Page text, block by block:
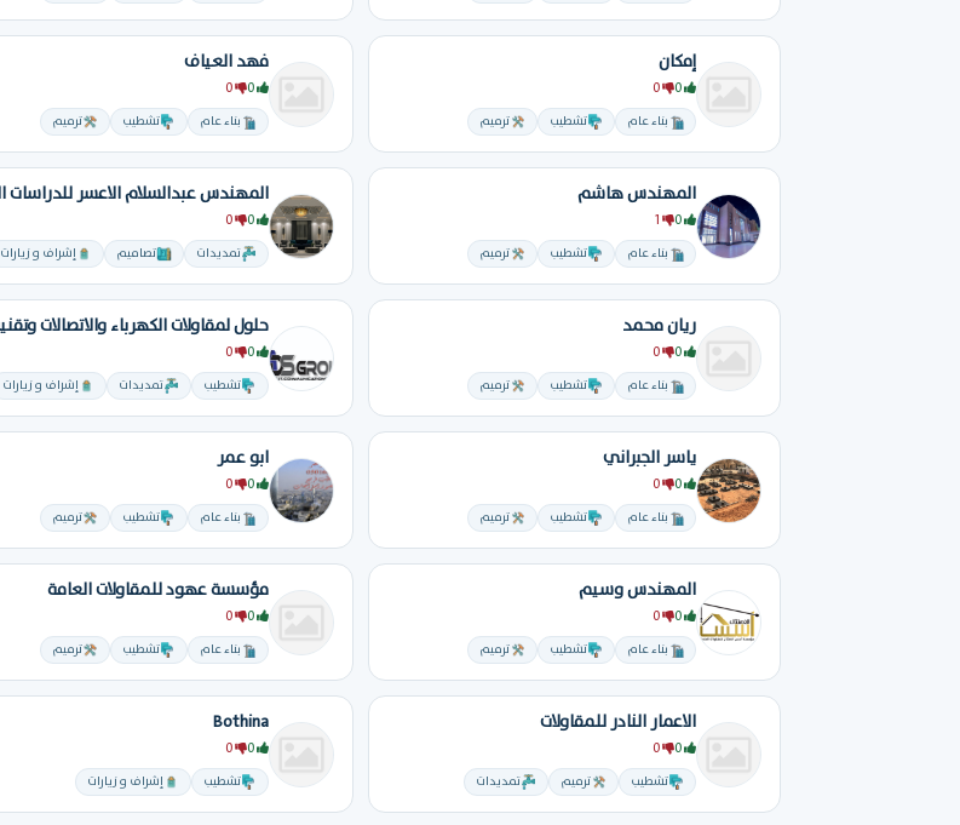
إمكان
بناء عام تشطيب ترميم
فهد العياف
0
0
بناء عام تشطيب ترميم
المهندس هاشم
بناء عام تشطيب ترميم
0
0
تمديدات تصاميم إشراف و زيارات
ريان محمد
بناء عام تشطيب ترميم
0
0
تشطيب تمديدات إشراف و زيارات
ياسر الجبراني
بناء عام تشطيب ترميم
ابو عمر
0
0
بناء عام تشطيب ترميم
المهندس وسيم
بناء عام تشطيب ترميم
مؤسسة عهود للمقاولات العامة
0
0
بناء عام تشطيب ترميم
الاعمار النادر للمقاولات
تشطيب ترميم تمديدات
Bothina
0
0
تشطيب إشراف و زيارات